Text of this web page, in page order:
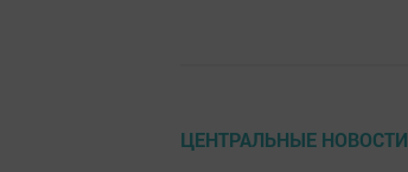
ЦЕНТРАЛЬНЫЕ НОВОСТИ